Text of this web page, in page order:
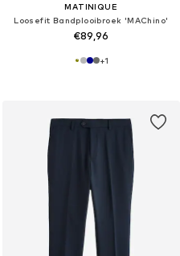
MATINIQUE
Loosefit Bandplooibroek 'MAChino'
€89,96
+1